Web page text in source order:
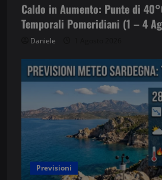
Caldo in Aumento: Punte di
Temporali Pomeridiani (1 – 4
Daniele
Previsioni